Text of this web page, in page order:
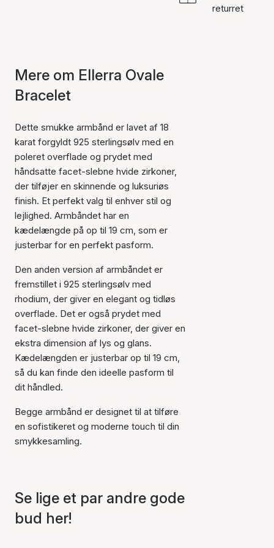
Varen er tilføjet til kurven
returret
Mere om Ellerra Ovale
Bracelet
Dette smukke armbånd er lavet af 18
karat forgyldt 925 sterlingsølv med en
poleret overflade og prydet med
håndsatte facet-slebne hvide zirkoner,
der tilføjer en skinnende og luksuriøs
finish. Et perfekt valg til enhver stil og
lejlighed. Armbåndet har en
kædelængde på op til 19 cm, som er
justerbar for en perfekt pasform.
Den anden version af armbåndet er
fremstillet i 925 sterlingsølv med
rhodium, der giver en elegant og tidløs
overflade. Det er også prydet med
facet-slebne hvide zirkoner, der giver en
ekstra dimension af lys og glans.
Kædelængden er justerbar op til 19 cm,
så du kan finde den ideelle pasform til
dit håndled.
Begge armbånd er designet til at tilføre
en sofistikeret og moderne touch til din
smykkesamling.
Se lige et par andre gode
bud her!